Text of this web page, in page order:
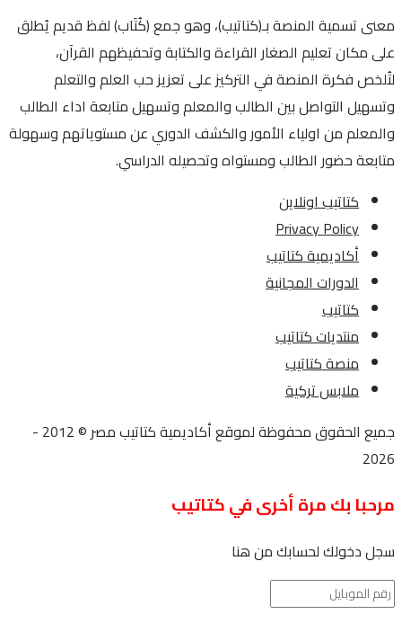
معنى تسمية المنصة بـ(كتاتيب)، وهو جمع (كُتَاب) لفظ قديم يُطلق
على مكان تعليم الصغار القراءة والكتابة وتحفيظهم القرآن،
لتُلخص فكرة المنصة في التركيز على تعزيز حب العلم والتعلم
وتسهيل التواصل بين الطالب والمعلم وتسهيل متابعة اداء الطالب
والمعلم من اولياء الأمور والكشف الدوري عن مستوياتهم وسهولة
متابعة حضور الطالب ومستواه وتحصيله الدراسي.
كتاتيب اونلاين
Privacy Policy
أكاديمية كتاتيب
الدورات المجانية
كتاتيب
منتديات كتاتيب
منصة كتاتيب
ملابس تركية
جميع الحقوق محفوظة لموقع أكاديمية كتاتيب مصر © 2012 -
2026
مرحبا بك مرة أخرى في كتاتيب
سجل دخولك لحسابك من هنا